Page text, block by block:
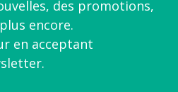
des promotions,
encore.
en acceptant